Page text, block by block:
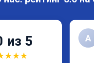
из 5
★★★
А